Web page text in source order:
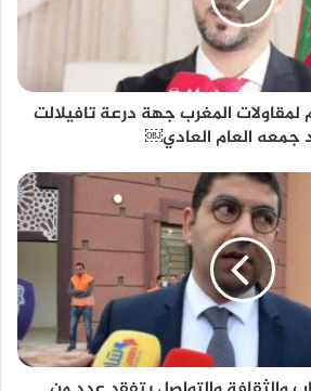
لمقاولات المغرب جهة درعة تافيلالت
جمعه العام العادي￼